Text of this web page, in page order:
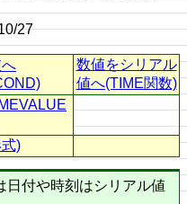
27
数値をシリアル
値へ(TIME関数)
)
日付や時刻はシリアル値